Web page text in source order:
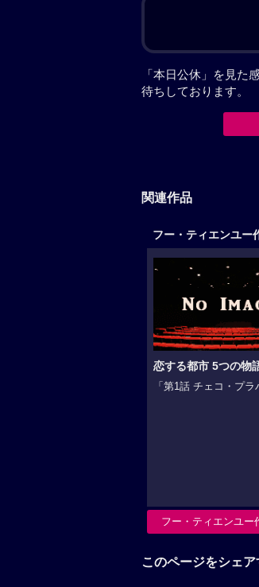
「本日公休」を見た
待ちしております。
関連作品
フー・ティエンユー
恋する都市 5つの物
「第1話 チェコ・プラ
フー・ティエンユー
このページをシェア